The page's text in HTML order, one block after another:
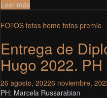
Leer más
FOTOS fotos home fotos premio
Entrega de
Hugo 2022. PH
26 agosto, 20226 noviembre,
PH: Marcela Russarabian